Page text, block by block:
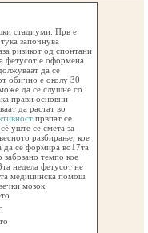
стадиуми. Прв е
започнува
ризикот од спонтани
фетусот е оформена.
да се
обично е околу 30
да се слушне со
прави основни
да растат во
првпат се
уште се смета за
разбирање, кое
да се формира во17та
забрзано темпо кое
недела фетусот не
медицинска помош.
мозок.